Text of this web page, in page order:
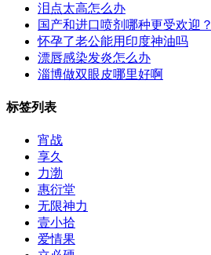
泪点太高怎么办
国产和进口喷剂哪种更受欢迎？
怀孕了老公能用印度神油吗
漂唇感染发炎怎么办
淄博做双眼皮哪里好啊
标签列表
宵战
享久
力渤
惠衍堂
无限神力
壹小拾
爱情果